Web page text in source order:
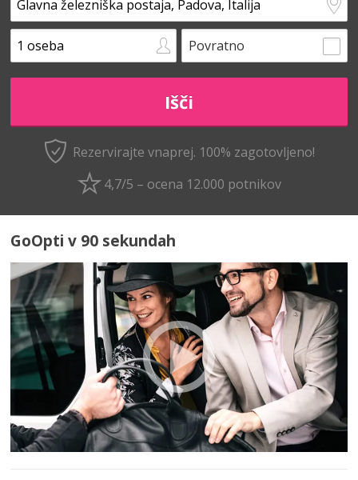
Povratno
Rezervirajte vnaprej. 100% zagotovljeno!
4,7/5 – ocena 12.000 potnikov
GoOpti v 90 sekundah